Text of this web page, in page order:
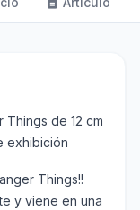
Things de 12 cm
exhibición
Things!!
y viene en una